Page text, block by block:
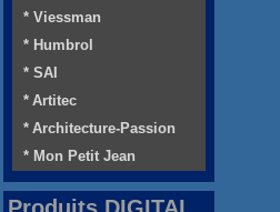
* Viessman
* Humbrol
* SAI
* Artitec
* Architecture-Passion
* Mon Petit Jean